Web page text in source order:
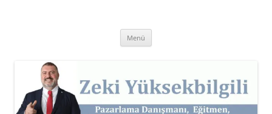
Kişisel Web Sitesi.
Menü